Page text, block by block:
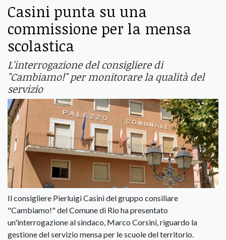
Casini punta su una
commissione per la mensa
scolastica
L'interrogazione del consigliere di
"Cambiamo!" per monitorare la qualità del
servizio
Il consigliere Pierluigi Casini del gruppo consiliare
"Cambiamo!" del Comune di Rio ha presentato
un'interrogazione al sindaco, Marco Corsini, riguardo la
gestione del servizio mensa per le scuole del territorio.